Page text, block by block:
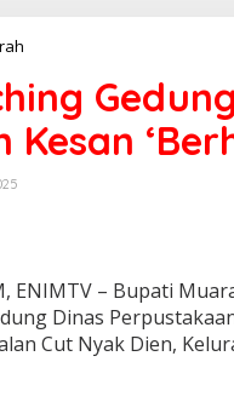
f
L
a
n
G
e
Kesan
ENIMTV – Bupati
Dinas
Cut Nyak Dien,